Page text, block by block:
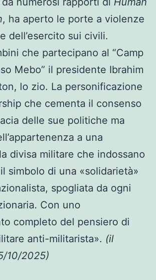
, ha aperto le porte a violenze
dell’esercito sui civili.
che partecipano al “Camp
Mebo” il presidente Ibrahim
lo zio. La personificazione
che cementa il consenso
delle sue politiche ma
a una
divisa militare che indossano
simbolo di una «solidarietà»
spogliata da ogni
Con uno
completo del pensiero di
anti-militarista». (il
10/2025)